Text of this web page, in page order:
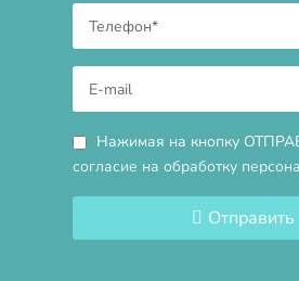
Нажимая на кнопку
согласие на обработку
Отправить